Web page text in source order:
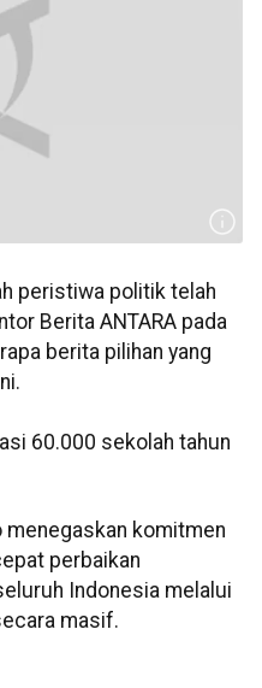
peristiwa politik telah
Berita ANTARA pada
berita pilihan yang
60.000 sekolah tahun
komitmen
perbaikan
Indonesia melalui
masif.